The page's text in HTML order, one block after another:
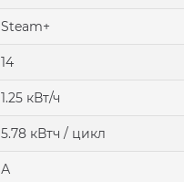
Steam+
14
1.25 кВт/ч
5.78 кВтч / цикл
А